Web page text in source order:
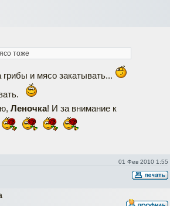
тоже
и мясо закатывать...
Леночка! И за внимание к
01 Фев 2010 1:55